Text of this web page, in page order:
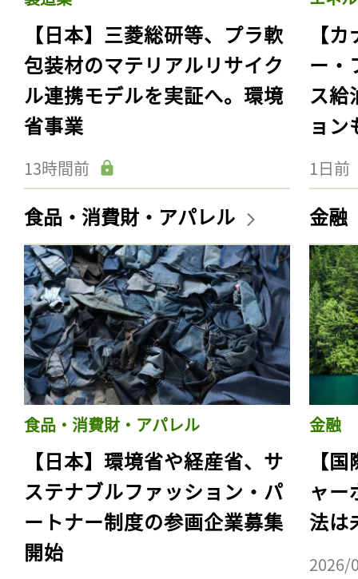
【日本】三菱総研等、プラ軟
包装材のマテリアルリサイク
ル連携モデルを実証へ。環境
省事業
13時間前
【
ー・
ス給
ョン
1日前
食品・消費財・アパレル
食品・消費財・アパレル
【日本】環境省や経産省、サ
ステナブルファッション・パ
ートナー制度の参画企業募集
開始
金融
金融
【
ャー
法は
2026/